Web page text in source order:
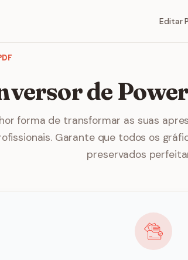
Editar
de
forma de transformar as suas
Garante que todos os
preservados